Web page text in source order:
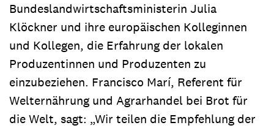
Bundeslandwirtschaftsministerin Julia
Klöckner und ihre europäischen Kolleginnen
und Kollegen, die Erfahrung der lokalen
Produzentinnen und Produzenten zu
einzubeziehen. Francisco Marí, Referent für
Welternährung und Agrarhandel bei Brot für
die Welt, sagt: „Wir teilen die Empfehlung der